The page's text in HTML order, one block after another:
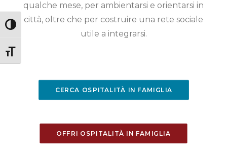
Attiva/disattiva alto contrasto
Attiva/disattiva dimensione testo
qualche mese, per ambientarsi e orientarsi in
città, oltre che per costruire una rete sociale
utile a integrarsi.
CERCA OSPITALITÀ IN FAMIGLIA
OFFRI OSPITALITÀ IN FAMIGLIA